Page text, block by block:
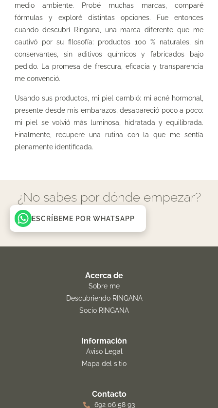
medio ambiente. Probé muchas marcas, comparé
fórmulas y exploré distintas opciones. Fue entonces
cuando descubrí Ringana, una marca diferente que me
cautivó por su filosofía: productos 100 % naturales, sin
conservantes, sin aditivos químicos y fabricados bajo
pedido. La promesa de frescura, eficacia y transparencia
me convenció.
Usando sus productos, mi piel cambió: mi acné hormonal,
presente desde mis embarazos, desapareció poco a poco;
mi piel se volvió más luminosa, hidratada y equilibrada.
Finalmente, recuperé una rutina con la que me sentía
plenamente identificada.
¿No sabes por dónde empezar?
ESCRÍBEME POR WHATSAPP
Acerca de
Sobre me
Descubriendo RINGANA
Socio RINGANA
Información
Aviso Legal
Mapa del sitio
Contacto
692 06 58 93